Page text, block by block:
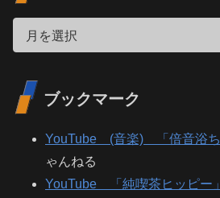
ブックマーク
YouTube (音楽) 「倍音浴ち
ゃんねる
YouTube 「純喫茶ヒッピー」